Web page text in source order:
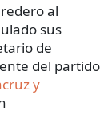
al
sus
de
del partido
y